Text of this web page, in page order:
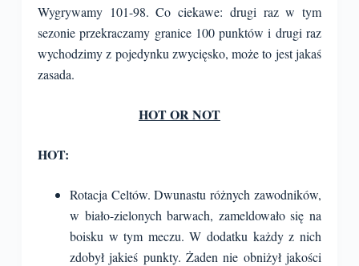
Wygrywamy 101-98. Co ciekawe: drugi raz w tym
sezonie przekraczamy granice 100 punktów i drugi raz
wychodzimy z pojedynku zwycięsko, może to jest jakaś
zasada.
HOT OR NOT
HOT:
Rotacja Celtów. Dwunastu różnych zawodników,
w biało-zielonych barwach, zameldowało się na
boisku w tym meczu. W dodatku każdy z nich
zdobył jakieś punkty. Żaden nie obniżył jakości